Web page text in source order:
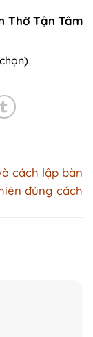
Thờ Tận Tâm
cách lập bàn
đúng cách